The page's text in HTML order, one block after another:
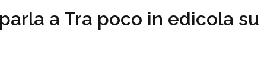
a Tra poco in edicola su